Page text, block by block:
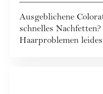
danach
handhaben
Ausgeblichene
schnelles
Haarproblemen